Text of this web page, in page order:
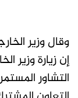
وقال وزير
إن زيارة وزير
التشاور